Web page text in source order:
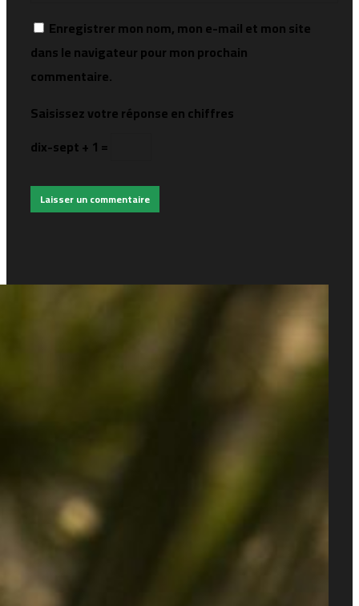
Enregistrer mon nom, mon e-mail et mon site
dans le navigateur pour mon prochain
commentaire.
Saisissez votre réponse en chiffres
dix-sept + 1 =